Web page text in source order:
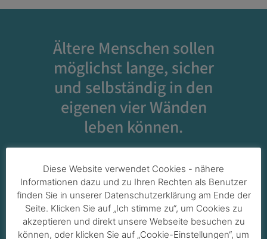
Ältere Menschen sollen
möglichst lange, sicher
und selbständig in den
eigenen vier Wänden
leben können.
Diese Website verwendet Cookies - nähere
Informationen dazu und zu Ihren Rechten als Benutzer
finden Sie in unserer Datenschutzerklärung am Ende der
Seite. Klicken Sie auf „Ich stimme zu“, um Cookies zu
akzeptieren und direkt unsere Webseite besuchen zu
können, oder klicken Sie auf „Cookie-Einstellungen“, um